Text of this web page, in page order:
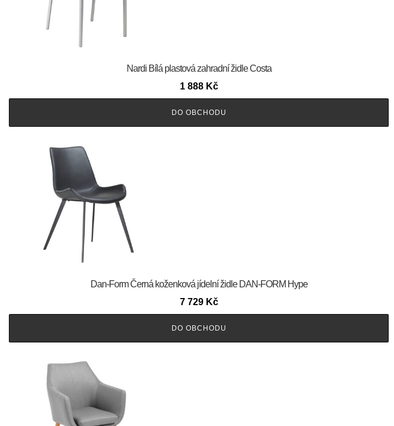
Nardi Bílá plastová zahradní židle Costa
1 888 Kč
DO OBCHODU
​​​​​Dan-Form Černá koženková jídelní židle DAN-FORM Hype
7 729 Kč
DO OBCHODU